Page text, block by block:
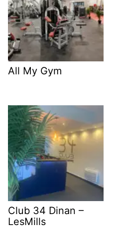
All My Gym
Club 34 Dinan –
LesMills